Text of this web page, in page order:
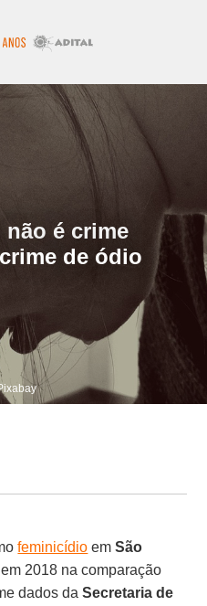
é crime
de ódio
feminicídio emSão
2018 na comparação
dados daSecretaria de